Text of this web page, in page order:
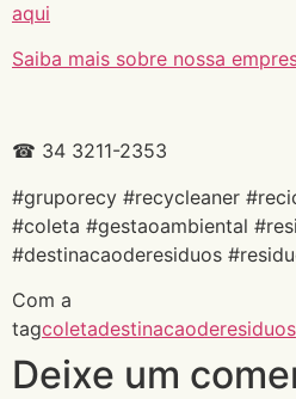
aqui
Saiba mais sobre nossa
☎ 34 3211-2353
#gruporecy #recycleaner
#coleta #gestaoambiental
#destinacaoderesiduos
Com a
tagcoletadestinacaoderesiduos
Deixe um